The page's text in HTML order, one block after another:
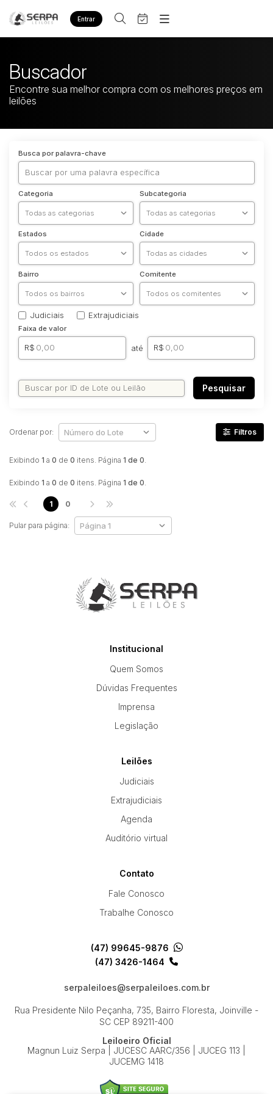
Entrar
Agenda
Quem Somos
Diversos
Bens diversos
Imóveis
Casa
Ponto Comercial
Terreno
Veículos
Carro
Home
Quem Somos
Eventos
Buscador
Encontre sua melhor compra com os melhores preços em
leilões
Busca por palavra-chave
Categoria Subcategoria
Estados Cidade
Bairro Comitente
Judiciais Extrajudiciais
Faixa de valor
R$ até R$
Pesquisar
Exibindo 1 a 0 de 0 itens. Página 1 de 0.
Ordenar por: Filtros
Exibindo 1 a 0 de 0 itens. Página 1 de 0.
Pular para página:
1 0
Institucional
Quem Somos
Dúvidas Frequentes
Imprensa
Legislação
Leilões
Judiciais
Extrajudiciais
Agenda
Auditório virtual
Contato
Fale Conosco
Trabalhe Conosco
(47) 99645-9876
(47) 3426-1464
serpaleiloes@serpaleiloes.com.br
Rua Presidente Nilo Peçanha, 735, Bairro Floresta, Joinville -
SC CEP 89211-400
Leiloeiro Oficial
Magnun Luiz Serpa | JUCESC AARC/356 | JUCEG 113 |
JUCEMG 1418